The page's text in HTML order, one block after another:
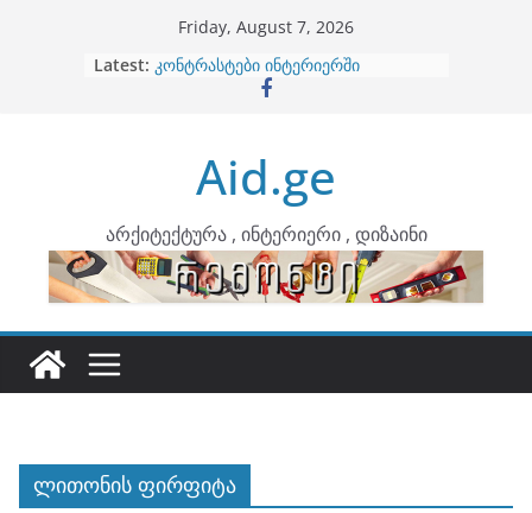
Friday, August 7, 2026
Latest: ბინების გაერთიანება
კონტრასტები ინტერიერში
ინტერიერის დიზიანი
არტემიდი წარმოგიდგენთ
Aid.ge
არქიტექტურა , ინტერიერი , დიზაინი
ლითონის ფირფიტა